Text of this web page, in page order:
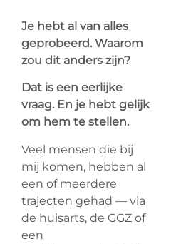
Je hebt al van alles
geprobeerd. Waarom
zou dit anders zijn?
Dat is een eerlijke
vraag. En je hebt gelijk
om hem te stellen.
Veel mensen die bij
mij komen, hebben al
een of meerdere
trajecten gehad — via
de huisarts, de GGZ of
een